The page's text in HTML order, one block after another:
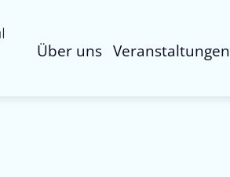
Über uns Veranstaltungen